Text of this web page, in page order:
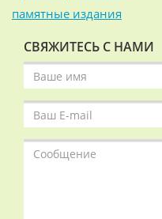
памятные издания
СВЯЖИТЕСЬ С НАМИ